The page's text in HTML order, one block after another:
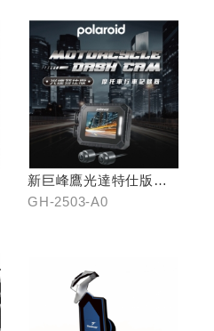
新巨峰鷹光達特仕版行
車紀錄器
GH-2503-A0